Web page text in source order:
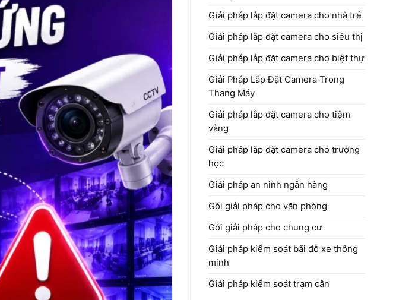
Giải pháp lắp đặt camera cho nhà trẻ
Giải pháp lắp đặt camera cho siêu thị
Giải pháp lắp đặt camera cho biệt thự
Giải Pháp Lắp Đặt Camera Trong
Thang Máy
Giải pháp lắp đặt camera cho tiệm
vàng
Giải pháp lắp đặt camera cho trường
học
Giải pháp an ninh ngân hàng
Gói giải pháp cho văn phòng
Gói giải pháp cho chung cư
Giải pháp kiểm soát bãi đỗ xe thông
minh
Giải pháp kiểm soát trạm cân